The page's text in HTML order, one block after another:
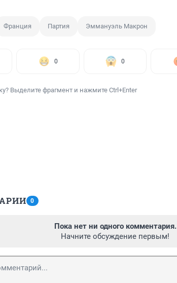
Франция Партия Эммануэль Макрон
0 0
Выделите фрагмент и нажмите Ctrl+Enter
0
Пока нет ни одного комментария.
Начните обсуждение первым!